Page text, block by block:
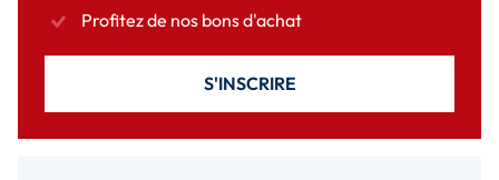
Profitez de nos bons d'achat
S'INSCRIRE